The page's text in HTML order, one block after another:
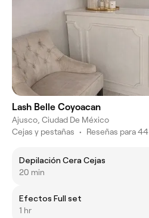
Lash Belle Coyoacan
Ajusco, Ciudad De México
Cejas y pestañas • Reseñas para 44
Depilación Cera Cejas
20 min
Efectos Full set
1 hr